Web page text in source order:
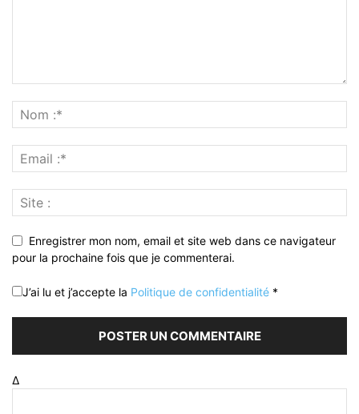
Enregistrer mon nom, email et site web dans ce navigateur
pour la prochaine fois que je commenterai.
J’ai lu et j’accepte la Politique de confidentialité *
Δ